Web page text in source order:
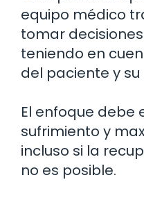
equipo médico
tomar
teniendo en
del paciente y
El enfoque debe
sufrimiento y
incluso si la
no es posible.